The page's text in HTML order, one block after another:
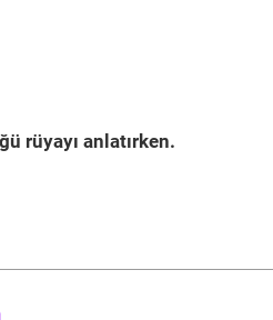
rüyayı anlatırken.